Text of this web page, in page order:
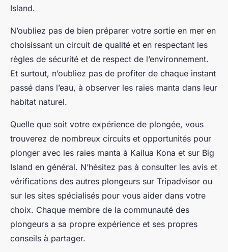
Island.
N’oubliez pas de bien préparer votre sortie en mer en
choisissant un circuit de qualité et en respectant les
règles de sécurité et de respect de l’environnement.
Et surtout, n’oubliez pas de profiter de chaque instant
passé dans l’eau, à observer les raies manta dans leur
habitat naturel.
Quelle que soit votre expérience de plongée, vous
trouverez de nombreux circuits et opportunités pour
plonger avec les raies manta à Kailua Kona et sur Big
Island en général. N’hésitez pas à consulter les avis et
vérifications des autres plongeurs sur Tripadvisor ou
sur les sites spécialisés pour vous aider dans votre
choix. Chaque membre de la communauté des
plongeurs a sa propre expérience et ses propres
conseils à partager.